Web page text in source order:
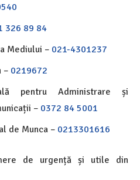
326 89 84
Mediului – 021-4301237
– 0219672
pentru Administrare și
– 0372 84 5001
de Munca – 0213301616
de urgență și utile din